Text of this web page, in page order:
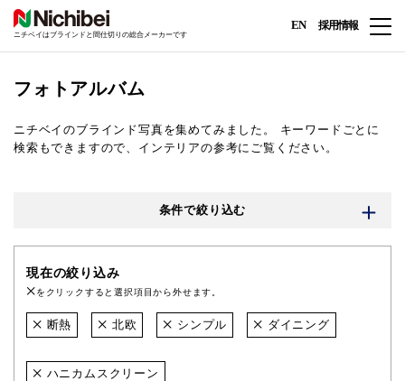
ニチベイはブラインドと間仕切りの総合メーカーです
EN 採用情報
フォトアルバム
ニチベイのブラインド写真を集めてみました。
キーワードごとに
検索もできますので、インテリアの参考にご覧ください。
条件で絞り込む
現在の絞り込み
をクリックすると選択項目から外せます。
断熱 北欧 シンプル ダイニング
ハニカムスクリーン